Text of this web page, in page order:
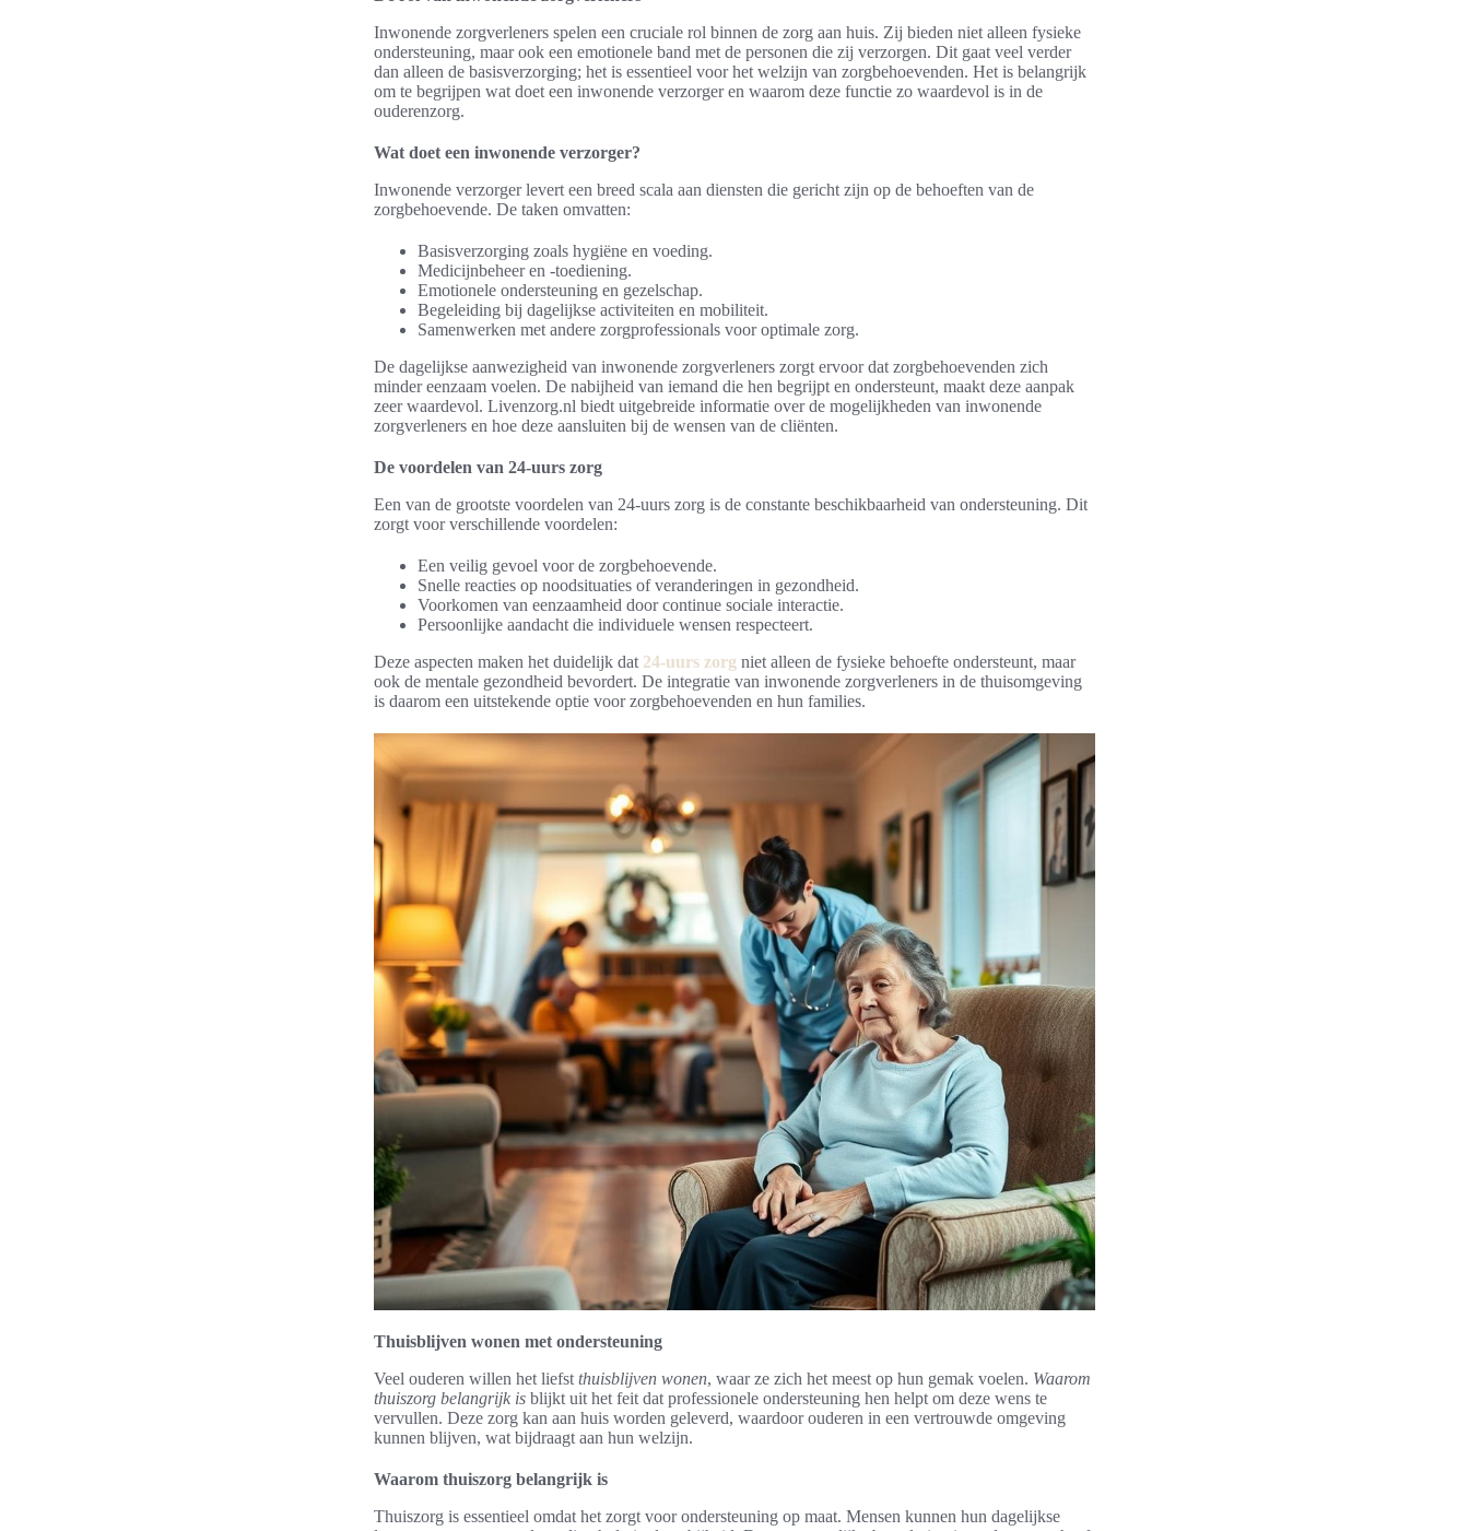
Inwonende zorgverleners spelen een cruciale rol binnen de zorg aan huis. Zij bieden niet alleen fysieke
ondersteuning, maar ook een emotionele band met de personen die zij verzorgen. Dit gaat veel verder
dan alleen de basisverzorging; het is essentieel voor het welzijn van zorgbehoevenden. Het is belangrijk
om te begrijpen wat doet een inwonende verzorger en waarom deze functie zo waardevol is in de
ouderenzorg.
Wat doet een inwonende verzorger?
Inwonende verzorger levert een breed scala aan diensten die gericht zijn op de behoeften van de
zorgbehoevende. De taken omvatten:
Basisverzorging zoals hygiëne en voeding.
Medicijnbeheer en -toediening.
Emotionele ondersteuning en gezelschap.
Begeleiding bij dagelijkse activiteiten en mobiliteit.
Samenwerken met andere zorgprofessionals voor optimale zorg.
De dagelijkse aanwezigheid van inwonende zorgverleners zorgt ervoor dat zorgbehoevenden zich
minder eenzaam voelen. De nabijheid van iemand die hen begrijpt en ondersteunt, maakt deze aanpak
zeer waardevol. Livenzorg.nl biedt uitgebreide informatie over de mogelijkheden van inwonende
zorgverleners en hoe deze aansluiten bij de wensen van de cliënten.
De voordelen van 24-uurs zorg
Een van de grootste voordelen van 24-uurs zorg is de constante beschikbaarheid van ondersteuning. Dit
zorgt voor verschillende voordelen:
Een veilig gevoel voor de zorgbehoevende.
Snelle reacties op noodsituaties of veranderingen in gezondheid.
Voorkomen van eenzaamheid door continue sociale interactie.
Persoonlijke aandacht die individuele wensen respecteert.
Deze aspecten maken het duidelijk dat 24-uurs zorg niet alleen de fysieke behoefte ondersteunt, maar
ook de mentale gezondheid bevordert. De integratie van inwonende zorgverleners in de thuisomgeving
is daarom een uitstekende optie voor zorgbehoevenden en hun families.
Thuisblijven wonen met ondersteuning
Veel ouderen willen het liefst thuisblijven wonen, waar ze zich het meest op hun gemak voelen. Waarom
thuiszorg belangrijk is blijkt uit het feit dat professionele ondersteuning hen helpt om deze wens te
vervullen. Deze zorg kan aan huis worden geleverd, waardoor ouderen in een vertrouwde omgeving
kunnen blijven, wat bijdraagt aan hun welzijn.
Waarom thuiszorg belangrijk is
Thuiszorg is essentieel omdat het zorgt voor ondersteuning op maat. Mensen kunnen hun dagelijkse